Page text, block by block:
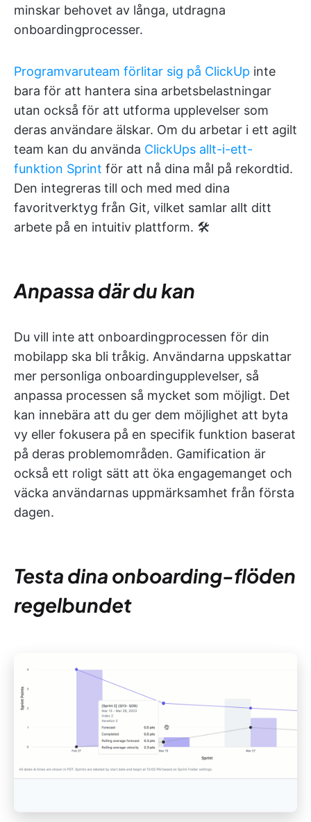
minskar behovet av långa, utdragna
onboardingprocesser.
Programvaruteam förlitar sig på ClickUp inte
bara för att hantera sina arbetsbelastningar
utan också för att utforma upplevelser som
deras användare älskar. Om du arbetar i ett agilt
team kan du använda ClickUps allt-i-ett-
funktion Sprint för att nå dina mål på rekordtid.
Den integreras till och med med dina
favoritverktyg från Git, vilket samlar allt ditt
arbete på en intuitiv plattform. 🛠️
Anpassa där du kan
Du vill inte att onboardingprocessen för din
mobilapp ska bli tråkig. Användarna uppskattar
mer personliga onboardingupplevelser, så
anpassa processen så mycket som möjligt. Det
kan innebära att du ger dem möjlighet att byta
vy eller fokusera på en specifik funktion baserat
på deras problemområden. Gamification är
också ett roligt sätt att öka engagemanget och
väcka användarnas uppmärksamhet från första
dagen.
Testa dina onboarding-flöden
regelbundet